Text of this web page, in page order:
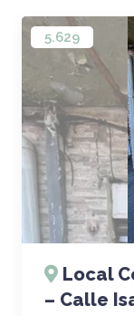
5.629
Local
– Calle